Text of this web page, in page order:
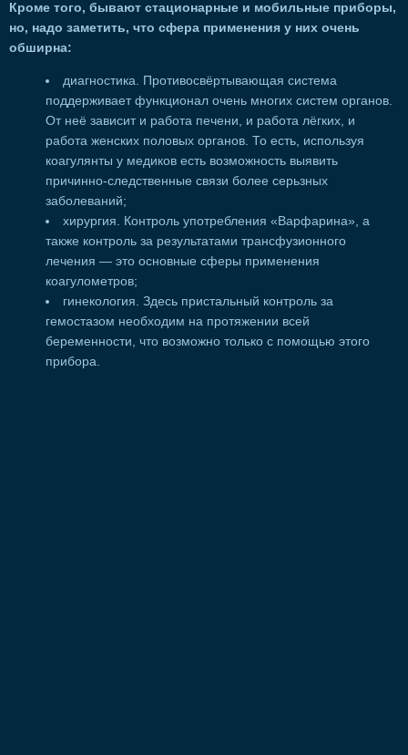
Кроме того, бывают стационарные и мобильные приборы,
но, надо заметить, что сфера применения у них очень
обширна:
диагностика. Противосвёртывающая система
поддерживает функционал очень многих систем органов.
От неё зависит и работа печени, и работа лёгких, и
работа женских половых органов. То есть, используя
коагулянты у медиков есть возможность выявить
причинно-следственные связи более серьзных
заболеваний;
хирургия. Контроль употребления «Варфарина», а
также контроль за результатами трансфузионного
лечения — это основные сферы применения
коагулометров;
гинекология. Здесь пристальный контроль за
гемостазом необходим на протяжении всей
беременности, что возможно только с помощью этого
прибора.